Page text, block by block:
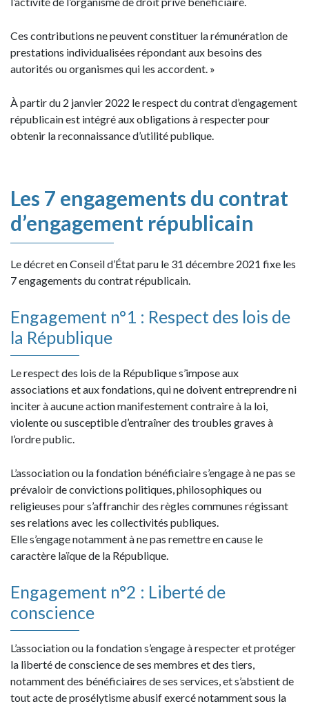
Ces contributions ne peuvent constituer la rémunération de
prestations individualisées répondant aux besoins des
autorités ou organismes qui les accordent. »
À partir du 2 janvier 2022 le respect du contrat d’engagement
républicain est intégré aux obligations à respecter pour
obtenir la reconnaissance d’utilité publique.
Les 7 engagements du contrat
d’engagement républicain
Le décret en Conseil d’État paru le 31 décembre 2021 fixe les
7 engagements du contrat républicain.
Engagement n°1 : Respect des lois de
la République
Le respect des lois de la République s’impose aux
associations et aux fondations, qui ne doivent entreprendre ni
inciter à aucune action manifestement contraire à la loi,
violente ou susceptible d’entraîner des troubles graves à
l’ordre public.
L’association ou la fondation bénéficiaire s’engage à ne pas se
prévaloir de convictions politiques, philosophiques ou
religieuses pour s’affranchir des règles communes régissant
ses relations avec les collectivités publiques.
Elle s’engage notamment à ne pas remettre en cause le
caractère laïque de la République.
Engagement n°2 : Liberté de
conscience
L’association ou la fondation s’engage à respecter et protéger
la liberté de conscience de ses membres et des tiers,
notamment des bénéficiaires de ses services, et s’abstient de
tout acte de prosélytisme abusif exercé notamment sous la